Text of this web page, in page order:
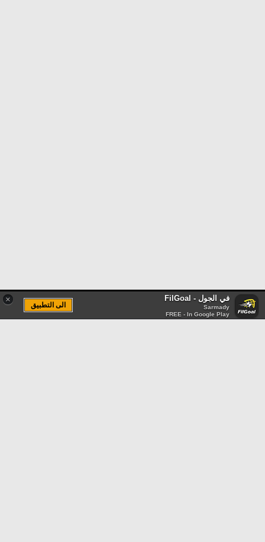
× في الجول - FilGoal
Sarmady
FREE - In Google Play
الى التطبيق